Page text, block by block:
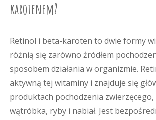
karotenem?
Retinol i beta-karoten to dwie formy
różnią się zarówno źródłem
sposobem działania w organizmie.
aktywną tej witaminy i znajduje się
produktach pochodzenia
wątróbka, ryby i nabiał. Jest